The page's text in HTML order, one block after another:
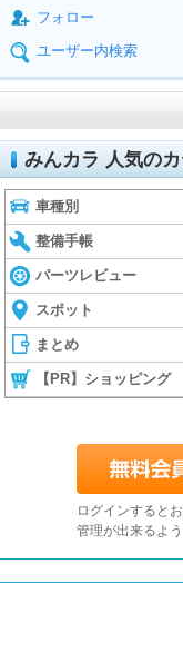
フォロー
ユーザー内検索
みんカラ 人気のカ
車種別
整備手帳
パーツレビュー
スポット
まとめ
【PR】ショッピング
ログインすると
管理が出来るよ